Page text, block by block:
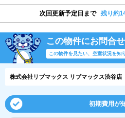
次回更新予定日まで 残り約
この物件にお問合
この物件を見たい、空室状況を知
株式会社リブマックス リブマックス渋谷店
初期費用が